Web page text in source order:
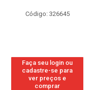
Código: 326645
Faça seu login ou
cadastre-se para
ver preços e
comprar